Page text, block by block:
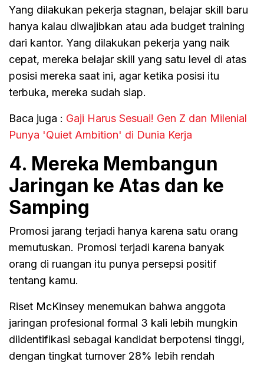
Yang dilakukan pekerja stagnan, belajar skill baru
hanya kalau diwajibkan atau ada budget training
dari kantor. Yang dilakukan pekerja yang naik
cepat, mereka belajar skill yang satu level di atas
posisi mereka saat ini, agar ketika posisi itu
terbuka, mereka sudah siap.
Baca juga : Gaji Harus Sesuai! Gen Z dan Milenial
Punya 'Quiet Ambition' di Dunia Kerja
4. Mereka Membangun
Jaringan ke Atas dan ke
Samping
Promosi jarang terjadi hanya karena satu orang
memutuskan. Promosi terjadi karena banyak
orang di ruangan itu punya persepsi positif
tentang kamu.
Riset McKinsey menemukan bahwa anggota
jaringan profesional formal 3 kali lebih mungkin
diidentifikasi sebagai kandidat berpotensi tinggi,
dengan tingkat turnover 28% lebih rendah